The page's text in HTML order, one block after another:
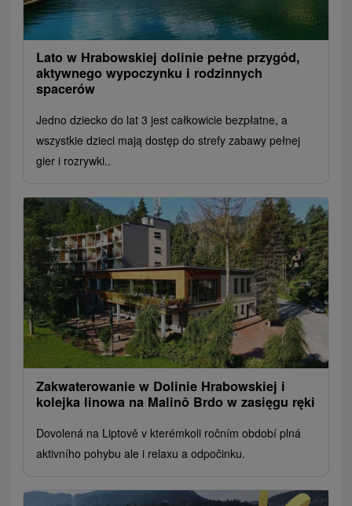
Lato w Hrabowskiej dolinie pełne przygód,
aktywnego wypoczynku i rodzinnych
spacerów
Jedno dziecko do lat 3 jest całkowicie bezpłatne, a
wszystkie dzieci mają dostęp do strefy zabawy pełnej
gier i rozrywki..
Zakwaterowanie w Dolinie Hrabowskiej i
kolejka linowa na Malinô Brdo w zasięgu ręki
Dovolená na Liptově v kterémkoli ročním období plná
aktivního pohybu ale i relaxu a odpočinku.